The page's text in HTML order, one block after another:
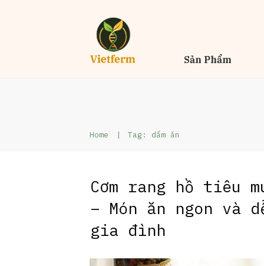
Sản Phẩm
Home | Tag: dấm ăn
Cơm rang hồ tiêu
– Món ăn ngon và
gia đình